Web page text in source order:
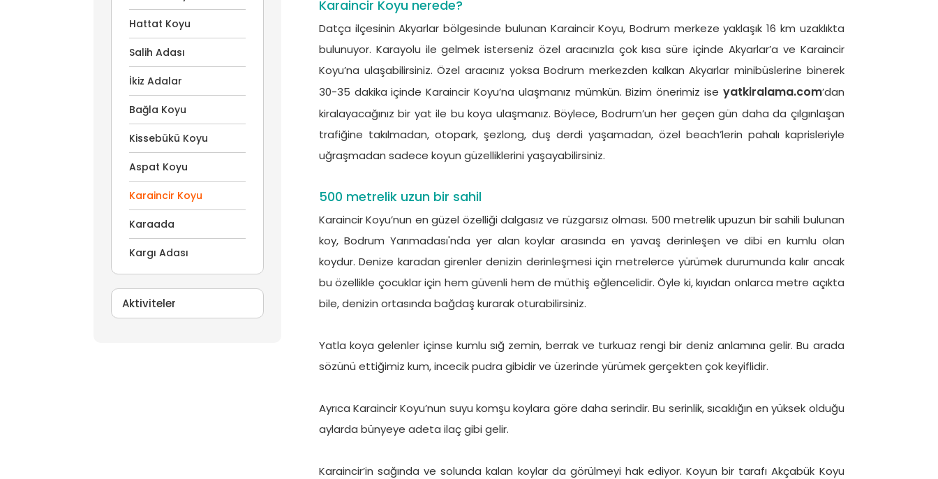
Hattat Koyu
Salih Adası
İkiz Adalar
Bağla Koyu
Kissebükü Koyu
Aspat Koyu
Karaincir Koyu
Karaada
Kargı Adası
Aktiviteler
Karaincir Koyu nerede?
Datça ilçesinin Akyarlar bölgesinde bulunan Karaincir Koyu, Bodrum merkeze yaklaşık 16 km uzaklıkta
bulunuyor. Karayolu ile gelmek isterseniz özel aracınızla çok kısa süre içinde Akyarlar’a ve Karaincir
Koyu’na ulaşabilirsiniz. Özel aracınız yoksa Bodrum merkezden kalkan Akyarlar minibüslerine binerek
30-35 dakika içinde Karaincir Koyu’na ulaşmanız mümkün. Bizim önerimiz ise yatkiralama.com’dan
kiralayacağınız bir yat ile bu koya ulaşmanız. Böylece, Bodrum’un her geçen gün daha da çılgınlaşan
trafiğine takılmadan, otopark, şezlong, duş derdi yaşamadan, özel beach’lerin pahalı kaprisleriyle
uğraşmadan sadece koyun güzelliklerini yaşayabilirsiniz.
500 metrelik uzun bir sahil
Karaincir Koyu’nun en güzel özelliği dalgasız ve rüzgarsız olması. 500 metrelik upuzun bir sahili bulunan
koy, Bodrum Yarımadası'nda yer alan koylar arasında en yavaş derinleşen ve dibi en kumlu olan
koydur. Denize karadan girenler denizin derinleşmesi için metrelerce yürümek durumunda kalır ancak
bu özellikle çocuklar için hem güvenli hem de müthiş eğlencelidir. Öyle ki, kıyıdan onlarca metre açıkta
bile, denizin ortasında bağdaş kurarak oturabilirsiniz.
Yatla koya gelenler içinse kumlu sığ zemin, berrak ve turkuaz rengi bir deniz anlamına gelir. Bu arada
sözünü ettiğimiz kum, incecik pudra gibidir ve üzerinde yürümek gerçekten çok keyiflidir.
Ayrıca Karaincir Koyu’nun suyu komşu koylara göre daha serindir. Bu serinlik, sıcaklığın en yüksek olduğu
aylarda bünyeye adeta ilaç gibi gelir.
Karaincir’in sağında ve solunda kalan koylar da görülmeyi hak ediyor. Koyun bir tarafı Akçabük Koyu